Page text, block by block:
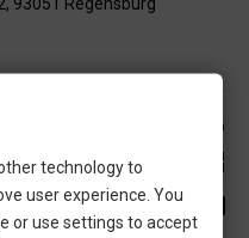
99713 Ebeleben
call
open_in_new
email
technology to
user experience. You
or use settings to accept